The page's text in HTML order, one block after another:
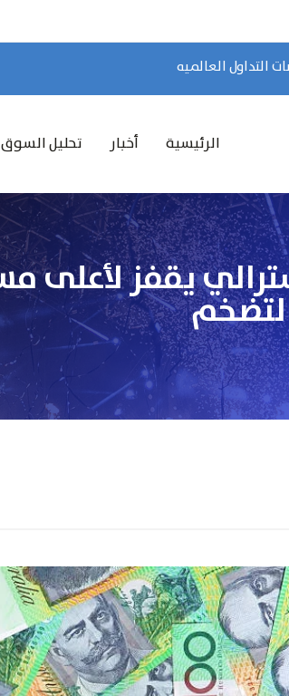
التداول العالميه
الرئيسية أخبار تحليل السوق